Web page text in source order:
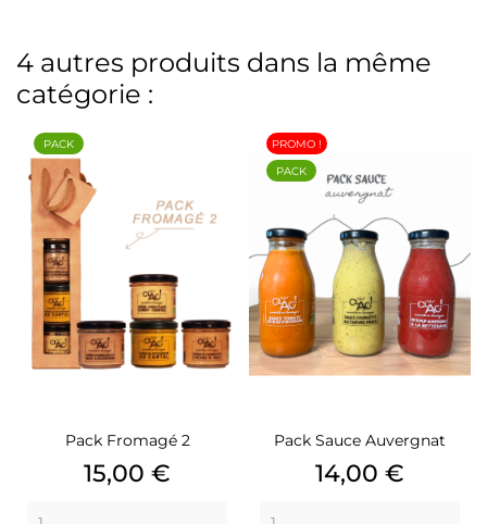
4 autres produits dans la même
catégorie :
Pack Fromagé 2
Prix
15,00 €
PACK
Pack Sauce Auvergnat
Prix
14,00 €
PROMO !
PACK